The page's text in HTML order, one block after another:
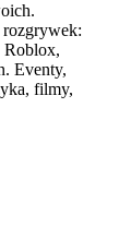
rozgrywek:
Roblox,
Eventy,
filmy,